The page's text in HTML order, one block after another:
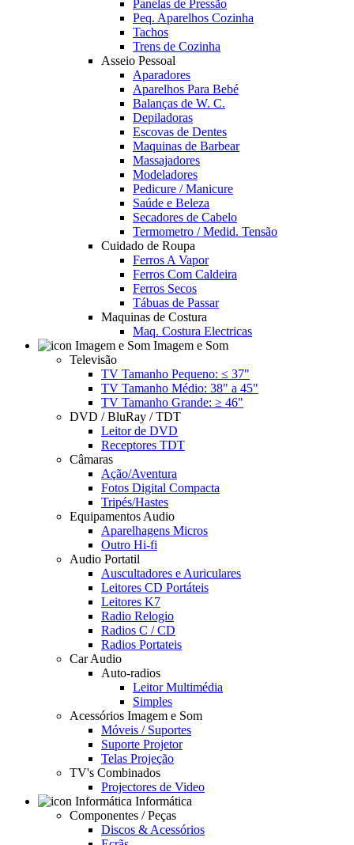
Panelas de Pressão
Peq. Aparelhos Cozinha
Tachos
Trens de Cozinha
Asseio Pessoal
Aparadores
Aparelhos Para Bebé
Balanças de W. C.
Depiladoras
Escovas de Dentes
Maquinas de Barbear
Massajadores
Modeladores
Pedicure / Manicure
Saúde e Beleza
Secadores de Cabelo
Termometro / Medid. Tensão
Cuidado de Roupa
Ferros A Vapor
Ferros Com Caldeira
Ferros Secos
Tábuas de Passar
Maquinas de Costura
Maq. Costura Electricas
Imagem e Som
Televisão
TV Tamanho Pequeno: ≤ 37"
TV Tamanho Médio: 38" a 45"
TV Tamanho Grande: ≥ 46"
DVD / BluRay / TDT
Leitor de DVD
Receptores TDT
Câmaras
Ação/Aventura
Fotos Digital Compacta
Tripés/Hastes
Equipamentos Audio
Aparelhagens Micros
Outro Hi-fi
Audio Portatil
Auscultadores e Auriculares
Leitores CD Portáteis
Leitores K7
Radio Relogio
Radios C / CD
Radios Portateis
Car Audio
Auto-radios
Leitor Multimédia
Simples
Acessórios Imagem e Som
Móveis / Suportes
Suporte Projetor
Telas Projeção
TV's Combinados
Projectores de Video
Informática
Componentes / Peças
Discos & Acessórios